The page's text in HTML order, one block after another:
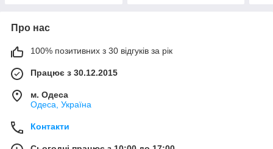
Про нас
100% позитивних з 30 відгуків за рік
Працює з 30.12.2015
м. Одеса
Одеса, Україна
Контакти